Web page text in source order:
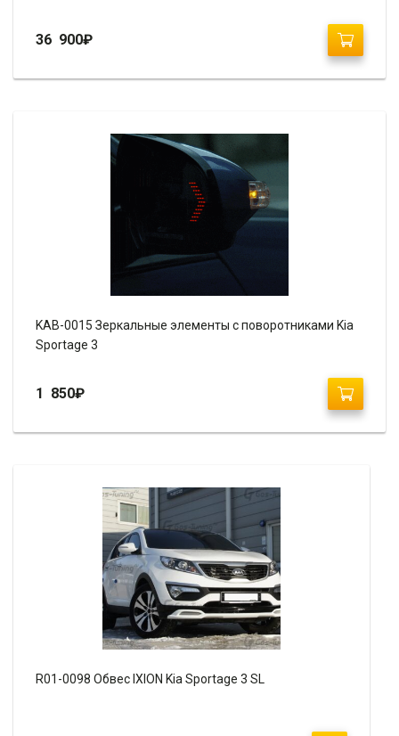
36 900₽
KAB-0015 Зеркальные элементы с поворотниками Kia
Sportage 3
1 850₽
R01-0098 Обвес IXION Kia Sportage 3 SL